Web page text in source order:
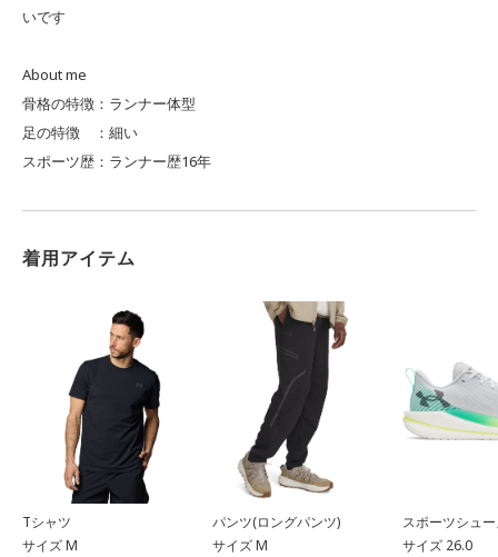
いです
About me
骨格の特徴：ランナー体型
足の特徴 ：細い
スポーツ歴：ランナー歴16年
着用アイテム
Tシャツ
サイズ M
パンツ(ロングパンツ)
サイズ M
スポーツシュ
サイズ 26.0